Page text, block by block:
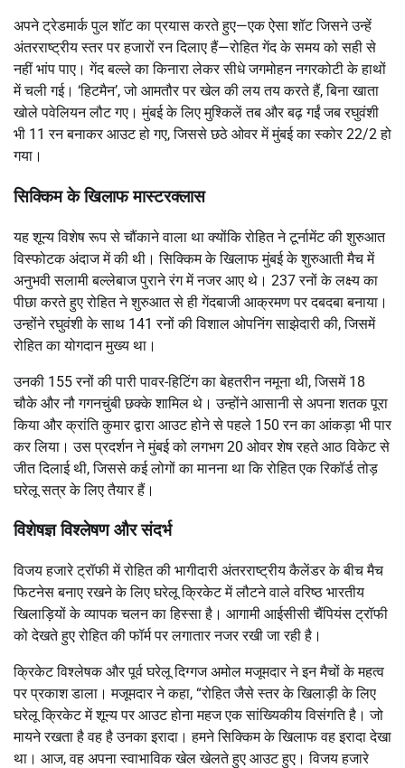
अपने ट्रेडमार्क पुल शॉट का प्रयास करते हुए—एक ऐसा शॉट जिसने उन्हें
अंतरराष्ट्रीय स्तर पर हजारों रन दिलाए हैं—रोहित गेंद के समय को सही से
नहीं भांप पाए। गेंद बल्ले का किनारा लेकर सीधे जगमोहन नगरकोटी के हाथों
में चली गई। ‘हिटमैन’, जो आमतौर पर खेल की लय तय करते हैं, बिना खाता
खोले पवेलियन लौट गए। मुंबई के लिए मुश्किलें तब और बढ़ गईं जब रघुवंशी
भी 11 रन बनाकर आउट हो गए, जिससे छठे ओवर में मुंबई का स्कोर 22/2 हो
गया।
सिक्किम के खिलाफ मास्टरक्लास
यह शून्य विशेष रूप से चौंकाने वाला था क्योंकि रोहित ने टूर्नामेंट की शुरुआत
विस्फोटक अंदाज में की थी। सिक्किम के खिलाफ मुंबई के शुरुआती मैच में
अनुभवी सलामी बल्लेबाज पुराने रंग में नजर आए थे। 237 रनों के लक्ष्य का
पीछा करते हुए रोहित ने शुरुआत से ही गेंदबाजी आक्रमण पर दबदबा बनाया।
उन्होंने रघुवंशी के साथ 141 रनों की विशाल ओपनिंग साझेदारी की, जिसमें
रोहित का योगदान मुख्य था।
उनकी 155 रनों की पारी पावर-हिटिंग का बेहतरीन नमूना थी, जिसमें 18
चौके और नौ गगनचुंबी छक्के शामिल थे। उन्होंने आसानी से अपना शतक पूरा
किया और क्रांति कुमार द्वारा आउट होने से पहले 150 रन का आंकड़ा भी पार
कर लिया। उस प्रदर्शन ने मुंबई को लगभग 20 ओवर शेष रहते आठ विकेट से
जीत दिलाई थी, जिससे कई लोगों का मानना था कि रोहित एक रिकॉर्ड तोड़
घरेलू सत्र के लिए तैयार हैं।
विशेषज्ञ विश्लेषण और संदर्भ
विजय हजारे ट्रॉफी में रोहित की भागीदारी अंतरराष्ट्रीय कैलेंडर के बीच मैच
फिटनेस बनाए रखने के लिए घरेलू क्रिकेट में लौटने वाले वरिष्ठ भारतीय
खिलाड़ियों के व्यापक चलन का हिस्सा है। आगामी आईसीसी चैंपियंस ट्रॉफी
को देखते हुए रोहित की फॉर्म पर लगातार नजर रखी जा रही है।
क्रिकेट विश्लेषक और पूर्व घरेलू दिग्गज अमोल मजूमदार ने इन मैचों के महत्व
पर प्रकाश डाला। मजूमदार ने कहा, “रोहित जैसे स्तर के खिलाड़ी के लिए
घरेलू क्रिकेट में शून्य पर आउट होना महज एक सांख्यिकीय विसंगति है। जो
मायने रखता है वह है उनका इरादा। हमने सिक्किम के खिलाफ वह इरादा देखा
था। आज, वह अपना स्वाभाविक खेल खेलते हुए आउट हुए। विजय हजारे